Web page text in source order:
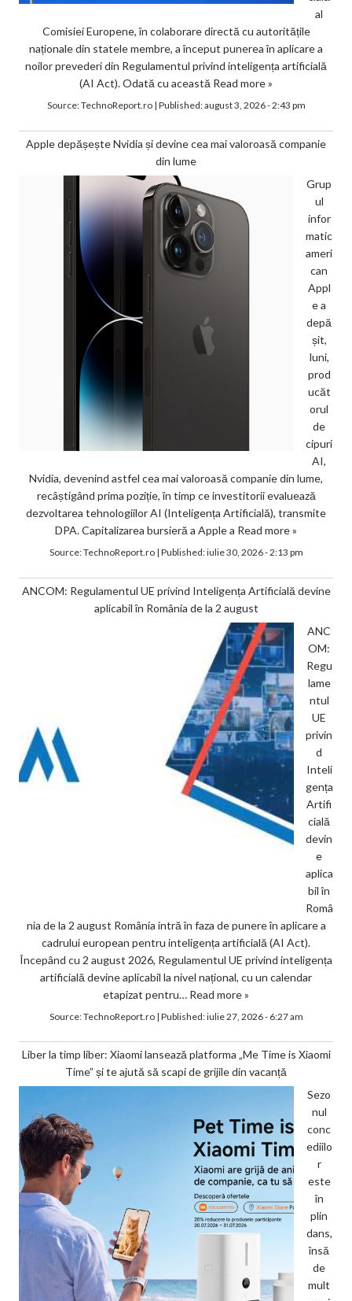
al
Comisiei Europene, în colaborare directă cu autoritățile
naționale din statele membre, a început punerea în aplicare a
noilor prevederi din Regulamentul privind inteligența artificială
(AI Act). Odată cu această Read more »
Source:TechnoReport.ro| Published:august 3, 2026 - 2:43 pm
Apple depășește Nvidia și devine cea mai valoroasă companie
din lume
Grup
ul
infor
matic
ameri
can
Appl
e a
depă
șit,
luni,
prod
ucăt
orul
de
cipuri
AI,
Nvidia, devenind astfel cea mai valoroasă companie din lume,
recâștigând prima poziție, în timp ce investitorii evaluează
dezvoltarea tehnologiilor AI (Inteligența Artificială), transmite
DPA. Capitalizarea bursieră a Apple a Read more »
Source:TechnoReport.ro| Published:iulie 30, 2026 - 2:13 pm
ANCOM: Regulamentul UE privind Inteligența Artificială devine
aplicabil în România de la 2 august
ANC
OM:
Regu
lame
ntul
UE
privin
d
Inteli
gența
Artifi
cială
devin
e
aplica
bil în
Româ
nia de la 2 august România intră în faza de punere în aplicare a
cadrului european pentru inteligența artificială (AI Act).
Începând cu 2 august 2026, Regulamentul UE privind inteligența
artificială devine aplicabil la nivel național, cu un calendar
etapizat pentru… Read more »
Source:TechnoReport.ro| Published:iulie 27, 2026 - 6:27 am
Liber la timp liber: Xiaomi lansează platforma „Me Time is Xiaomi
Time” și te ajută să scapi de grijile din vacanță
Sezo
nul
conc
ediilo
r
este
în
plin
dans,
însă
de
mult